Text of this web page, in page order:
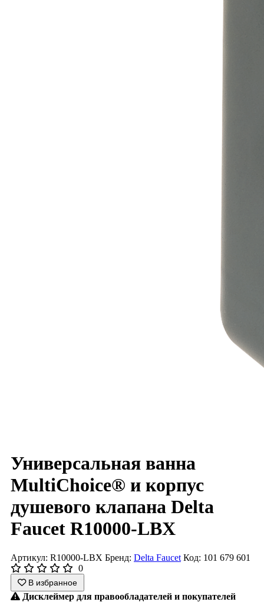
Универсальная ванна
MultiChoice® и корпус
душевого клапана Delta
Faucet R10000-LBX
Артикул: R10000-LBX Бренд: Delta Faucet Код: 101 679 601
0
В избранное
Дисклеймер для правообладателей и покупателей